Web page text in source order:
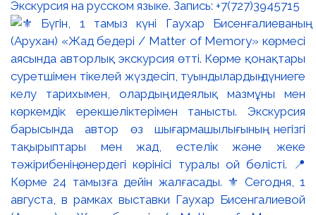
Экскурсия на русском языке. Запись: +7(727)3945715